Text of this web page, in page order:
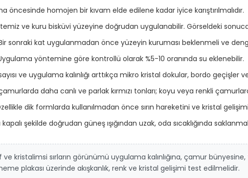
öncesinde homojen bir kıvam elde edilene kadar iyice karıştırılmalıdır.
temiz ve kuru bisküvi yüzeyine doğrudan uygulanabilir. Görseldeki
sonraki kat uygulanmadan önce yüzeyin kuruması beklenmeli ve
yöntemine göre kontrollü olarak %5-10 oranında su eklenebilir.
ve uygulama kalınlığı arttıkça mikro kristal dokular, bordo
daha canlı ve parlak kırmızı tonları; koyu veya renkli
dik formlarda kullanılmadan önce sırın hareketini ve kristal
kapalı şekilde doğrudan güneş ışığından uzak, oda sıcaklığında
ve kristalimsi sırların görünümü uygulama kalınlığına, çamur
plakası üzerinde akışkanlık, renk ve kristal gelişimi test edilmelidir.